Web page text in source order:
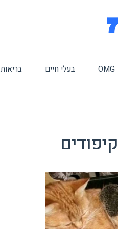
OMG בעלי חיים בריאות
קיפודים